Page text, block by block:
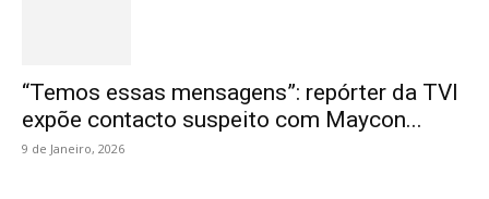
“Temos essas mensagens”: repórter da TVI
expõe contacto suspeito com Maycon...
9 de Janeiro, 2026